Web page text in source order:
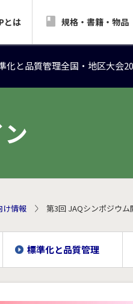
とは 規格・書籍・物品
化と品質管理全国・地区大会
化と品質管理全国・地区大会
け情報 第3回 JAQシンポジウム
標準化と品質管理